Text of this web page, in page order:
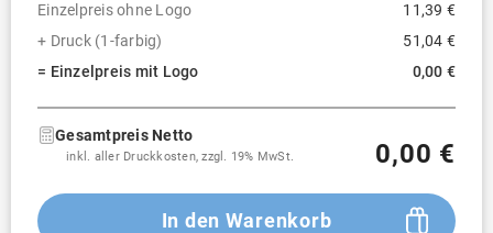
Einzelpreis ohne Logo
11,39 €
+ Druck (1-farbig)
51,04 €
= Einzelpreis mit Logo
0,00 €
Gesamtpreis Netto
inkl. aller Druckkosten, zzgl. 19% MwSt. 0,00 €
In den Warenkorb